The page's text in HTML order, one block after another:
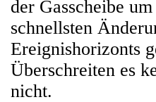
der Gasscheibe
schnellsten
Ereignishorizonts
Überschreiten es
nicht.